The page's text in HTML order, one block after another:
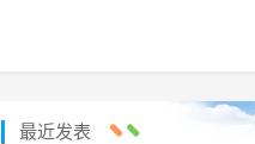
最近发表